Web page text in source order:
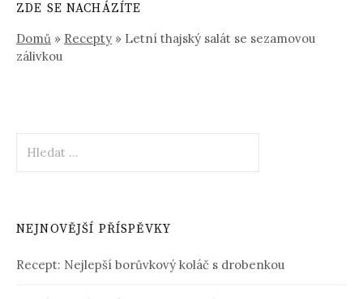
ZDE SE NACHÁZÍTE
Domů » Recepty » Letní thajský salát se sezamovou
zálivkou
NEJNOVĚJŠÍ PŘÍSPĚVKY
Recept: Nejlepší borůvkový koláč s drobenkou